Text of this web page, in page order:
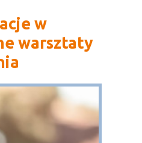
w
warsztaty